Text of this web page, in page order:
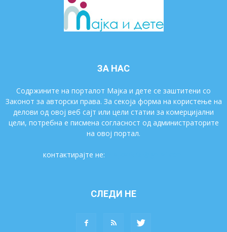
ЗА НАС
Содржините на порталот Мајка и дете се заштитени со
Законот за авторски права. За секоја форма на користење на
делови од овој веб сајт или цели статии за комерцијални
цели, потребна е писмена согласност од администраторите
на овој портал.
контактирајте не:
СЛЕДИ НЕ